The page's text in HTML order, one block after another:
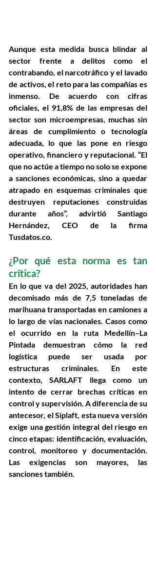
Aunque esta medida busca blindar al
sector frente a delitos como el
contrabando, el narcotráfico y el lavado
de activos, el reto para las compañías es
inmenso. De acuerdo con cifras
oficiales, el 91,8% de las empresas del
sector son microempresas, muchas sin
áreas de cumplimiento o tecnología
adecuada, lo que las pone en riesgo
operativo, financiero y reputacional. “El
que no actúe a tiempo no solo se expone
a sanciones económicas, sino a quedar
atrapado en esquemas criminales que
destruyen reputaciones construidas
durante años”, advirtió Santiago
Hernández, CEO de la firma
Tusdatos.co.
¿Por qué esta norma es tan
crítica?
En lo que va del 2025, autoridades han
decomisado más de 7,5 toneladas de
marihuana transportadas en camiones a
lo largo de vías nacionales. Casos como
el ocurrido en la ruta Medellín–La
Pintada demuestran cómo la red
logística puede ser usada por
estructuras criminales. En este
contexto, SARLAFT llega como un
intento de cerrar brechas críticas en
control y supervisión. A diferencia de su
antecesor, el Siplaft , esta nueva versión
exige una gestión integral del riesgo en
cinco etapas: identificación, evaluación,
control, monitoreo y documentación.
Las exigencias son mayores, las
sanciones también.